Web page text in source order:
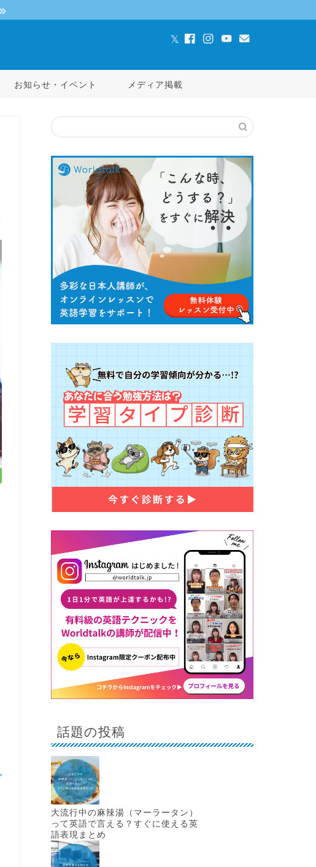
お知らせ・イベント メディア掲載
話題の投稿
大流行中の麻辣湯（マーラータン）
って英語で言える？すぐに使える英
語表現まとめ